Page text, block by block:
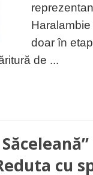
doar în
de ...
cu